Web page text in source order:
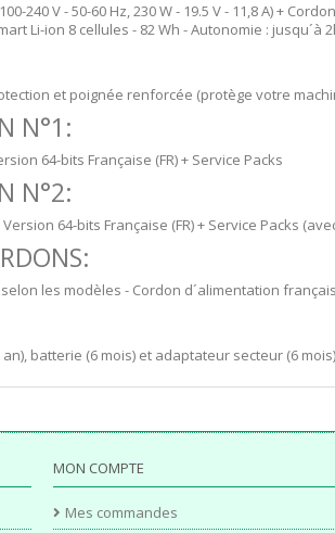
240 V - 50-60 Hz, 230 W - 19.5 V - 11,8 A) +
Li-ion 8 cellules - 82 Wh - Autonomie : jusqu´à
et poignée renforcée (protège votre
N°1:
64-bits Française (FR) + Service Packs
N°2:
64-bits Française (FR) + Service Packs
les modèles - Cordon d´alimentation
batterie (6 mois) et adaptateur secteur (6
MON COMPTE
Mes commandes